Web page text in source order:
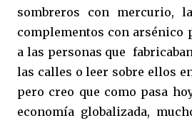
sombreros con mercurio,
complementos con arsénico
a las personas que
las calles o leer sobre ellos
pero creo que como pasa
economía globalizada,